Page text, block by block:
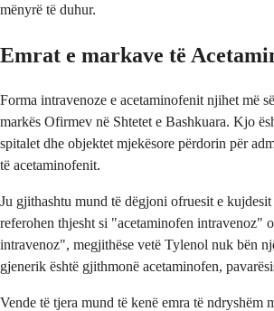
mënyrë të duhur.
Emrat e markave të
Forma intravenoze e acetaminofenit njihet më
markës Ofirmev në Shtetet e Bashkuara. Kjo
spitalet dhe objektet mjekësore përdorin për
të acetaminofenit.
Ju gjithashtu mund të dëgjoni ofruesit e kujdesit
referohen thjesht si "acetaminofen intravenoz"
intravenoz", megjithëse vetë Tylenol nuk bën
gjenerik është gjithmonë acetaminofen,
Vende të tjera mund të kenë emra të ndryshëm